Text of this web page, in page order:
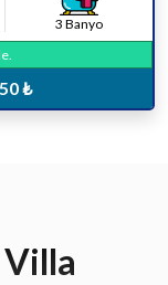
3 Banyo
₺
Villa